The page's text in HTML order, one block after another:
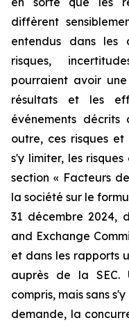
diffèrent
entendus dans les
risques,
pourraient avoir
résultats et les
événements décrits
outre, ces risques et
s'y limiter, les
section « Facteurs
la société sur le
31 décembre 2024,
and Exchange
et dans les rapports
auprès de la SEC.
compris, mais sans
demande, la